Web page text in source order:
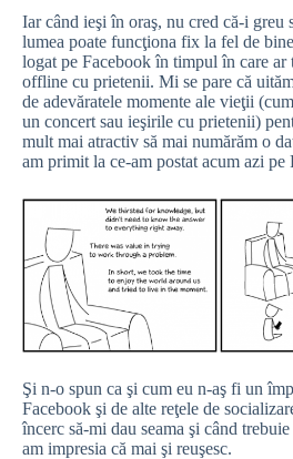
Iar când ieşi în oraş, nu cred că-i greu
lumea poate funcţiona fix la fel de
logat pe Facebook în timpul în care ar
offline cu prietenii. Mi se pare că
de adevăratele momente ale vieţii
un concert sau ieşirile cu prietenii)
mult mai atractiv să mai numărăm o
am primit la ce-am postat acum azi pe
Şi n-o spun ca şi cum eu n-aş fi un
Facebook şi de alte reţele de
încerc să-mi dau seama şi când
am impresia că mai şi reuşesc.